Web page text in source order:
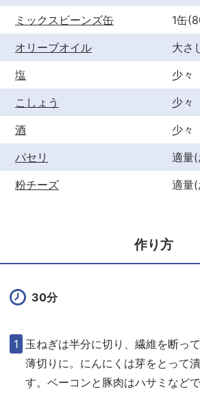
ミックスビーンズ缶
1缶
オリーブオイル
大さ
塩
少々
こしょう
少々
酒
少々
パセリ
適量
粉チーズ
適量
作り方
30分
玉ねぎは半分に切り、繊維を断って
薄切りに。にんにくは芽をとって潰
す。ベーコンと豚肉はハサミなどで